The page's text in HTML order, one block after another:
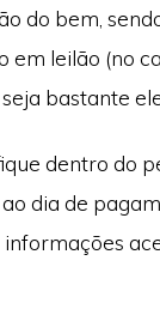
do bem,
em leilão (no
bastante
dentro do
dia de